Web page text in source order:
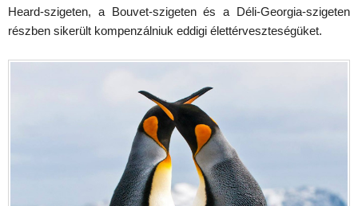
Heard-szigeten, a Bouvet-szigeten és a Déli-Georgia-szigeten
részben sikerült kompenzálniuk eddigi élettérveszteségüket.